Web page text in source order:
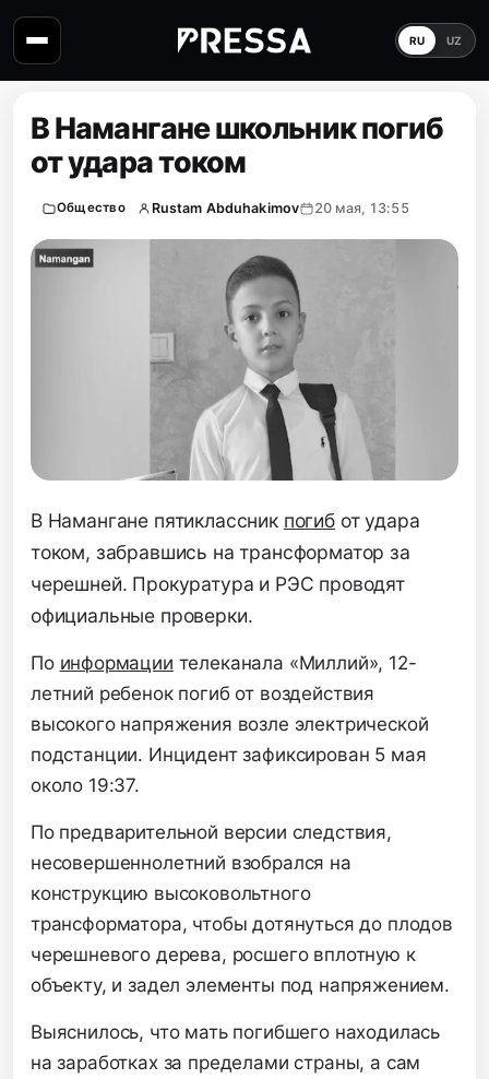
RU UZ
В Намангане школьник погиб
от удара током
Общество Rustam Abduhakimov 20 мая, 13:55
В Намангане пятиклассник погибот удара
током, забравшись на трансформатор за
черешней. Прокуратура и РЭС проводят
официальные проверки.
По информации телеканала «Миллий», 12-
летний ребенок погиб от воздействия
высокого напряжения возле электрической
подстанции. Инцидент зафиксирован 5 мая
около 19:37.
По предварительной версии следствия,
несовершеннолетний взобрался на
конструкцию высоковольтного
трансформатора, чтобы дотянуться до плодов
черешневого дерева, росшего вплотную к
объекту, и задел элементы под напряжением.
Выяснилось, что мать погибшего находилась
на заработках за пределами страны, а сам